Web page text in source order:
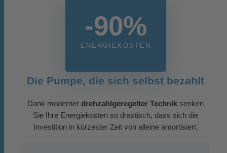
Die Pumpe, die sich selbst bezahlt
Dank moderner drehzahlgeregelter Technik senken
Sie Ihre Energiekosten so drastisch, dass sich die
Investition in kürzester Zeit von alleine amortisiert.
-90%
ENERGIEKOSTEN